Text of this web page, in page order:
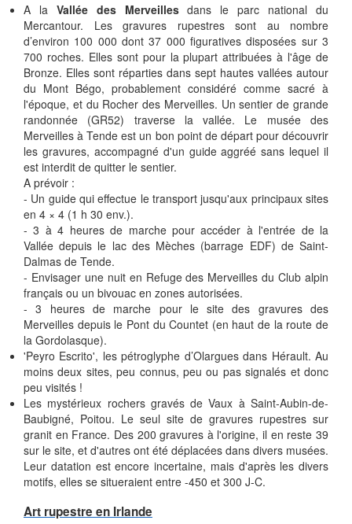
A la Vallée des Merveillesdans le parc national du
Mercantour. Les gravures rupestres sont au nombre
d’environ 100 000 dont 37 000 figuratives disposées sur 3
700 roches. Elles sont pour la plupart attribuées à l'âge de
Bronze. Elles sont réparties dans sept hautes vallées autour
du Mont Bégo, probablement considéré comme sacré à
l'époque, et du Rocher des Merveilles. Un sentier de grande
randonnée (GR52) traverse la vallée. Le musée des
Merveilles à Tende est un bon point de départ pour découvrir
les gravures, accompagné d'un guide aggréé sans lequel il
est interdit de quitter le sentier.
A prévoir :
- Un guide qui effectue le transport jusqu'aux principaux sites
en 4 × 4 (1 h 30 env.).
- 3 à 4 heures de marche pour accéder à l'entrée de la
Vallée depuis le lac des Mèches (barrage EDF) de Saint-
Dalmas de Tende.
- Envisager une nuit en Refuge des Merveilles du Club alpin
français ou un bivouac en zones autorisées.
- 3 heures de marche pour le site des gravures des
Merveilles depuis le Pont du Countet (en haut de la route de
la Gordolasque).
'Peyro Escrito', les pétroglyphe d’Olargues dans Hérault. Au
moins deux sites, peu connus, peu ou pas signalés et donc
peu visités !
Les mystérieux rochers gravés de Vaux à Saint-Aubin-de-
Baubigné, Poitou. Le seul site de gravures rupestres sur
granit en France. Des 200 gravures à l'origine, il en reste 39
sur le site, et d'autres ont été déplacées dans divers musées.
Leur datation est encore incertaine, mais d'après les divers
motifs, elles se situeraient entre -450 et 300 J-C.
Art rupestre en Irlande